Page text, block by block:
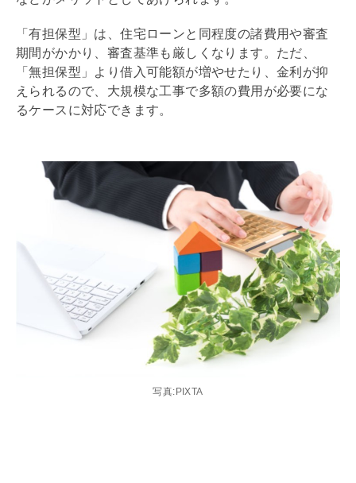
「有担保型」は、住宅ローンと同程度の諸費用や審査
期間がかかり、審査基準も厳しくなります。ただ、
「無担保型」より借入可能額が増やせたり、金利が抑
えられるので、大規模な工事で多額の費用が必要にな
るケースに対応できます。
写真:PIXTA